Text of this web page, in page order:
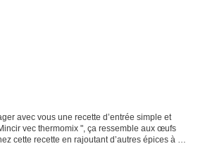
avec vous une recette d’entrée simple et
vec thermomix ", ça ressemble aux œufs
cette recette en rajoutant d’autres épices à la